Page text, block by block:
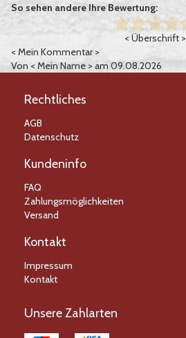
So sehen andere Ihre Bewertung:
< Überschrift >
< Mein Kommentar >
Von < Mein Name > am 09.08.2026
Rechtliches
AGB
Datenschutz
Kundeninfo
FAQ
Zahlungsmöglichkeiten
Versand
Kontakt
Impressum
Kontakt
Unsere Zahlarten